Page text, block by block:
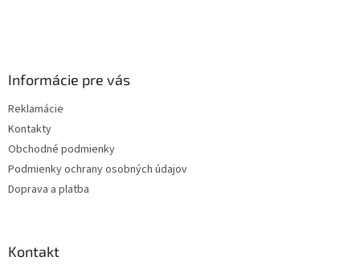
Informácie pre vás
Reklamácie
Kontakty
Obchodné podmienky
Podmienky ochrany osobných údajov
Doprava a platba
Kontakt